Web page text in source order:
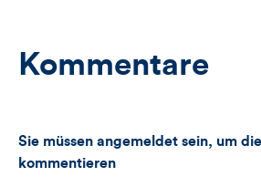
Kommentare
Sie müssen angemeldet sein, um
kommentieren